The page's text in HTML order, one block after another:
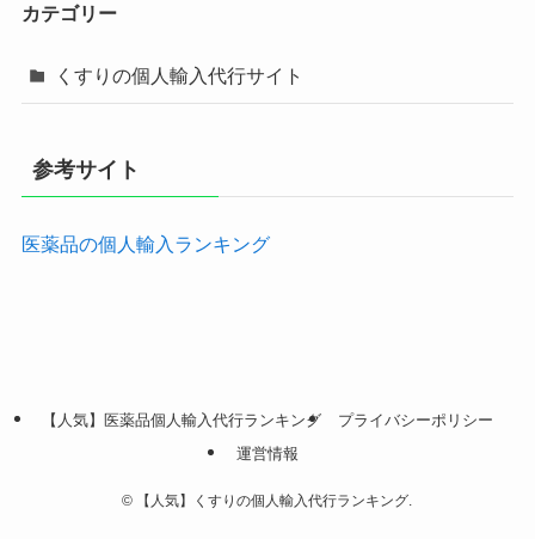
カテゴリー
くすりの個人輸入代行サイト
参考サイト
医薬品の個人輸入ランキング
【人気】医薬品個人輸入代行ランキング
プライバシーポリシー
運営情報
© 【人気】くすりの個人輸入代行ランキング.